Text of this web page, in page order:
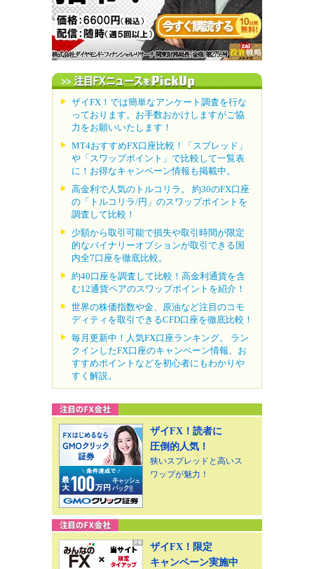
ザイFX！では簡単なアンケート調査を行な
っております。お手数おかけしますがご協
力をお願いいたします！
MT4おすすめFX口座比較！「スプレッド」
や「スワップポイント」で比較して一覧表
に！お得なキャンペーン情報も掲載中。
高金利で人気のトルコリラ。 約30のFX口座
の「トルコリラ/円」のスワップポイントを
調査して比較！
少額から取引可能で損失や取引時間が限定
的なバイナリーオプションが取引できる国
内全7口座を徹底比較。
約40口座を調査して比較！高金利通貨を含
む12通貨ペアのスワップポイントを紹介！
世界の株価指数や金、原油など注目のコモ
ディティを取引できるCFD口座を徹底比較！
毎月更新中！人気FX口座ランキング。 ラン
クインしたFX口座のキャンペーン情報、お
すすめポイントなどを初心者にもわかりや
すく解説。
ザイFX！読者に
圧倒的人気！
狭いスプレッドと高いス
ワップが魅力！
ザイFX！限定
キャンペーン実施中